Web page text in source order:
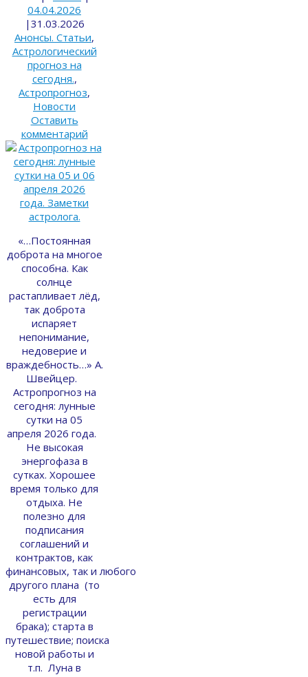
04.04.2026
| 31.03.2026
Анонсы. Статьи,
Астрологический
прогноз на
сегодня.,
Астропрогноз,
Новости
Оставить
комментарий
«…Постоянная
доброта на многое
способна. Как
солнце
растапливает лёд,
так доброта
испаряет
непонимание,
недоверие и
враждебность…» А.
Швейцер.
Астропрогноз на
сегодня: лунные
сутки на 05
апреля 2026 года.
Не высокая
энергофаза в
сутках. Хорошее
время только для
отдыха. Не
полезно для
подписания
соглашений и
контрактов, как
финансовых, так и любого
другого плана (то
есть для
регистрации
брака); старта в
путешествие; поиска
новой работы и
т.п. Луна в